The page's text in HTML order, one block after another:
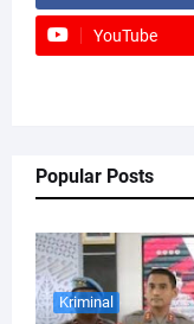
YouTube
Popular Posts
Kriminal